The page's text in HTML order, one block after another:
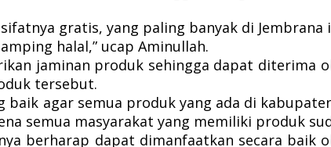
gratis, yang paling banyak di
halal,” ucap Aminullah.
jaminan produk sehingga dapat diterima
tersebut.
agar semua produk yang ada di
semua masyarakat yang memiliki produk
berharap dapat dimanfaatkan secara baik